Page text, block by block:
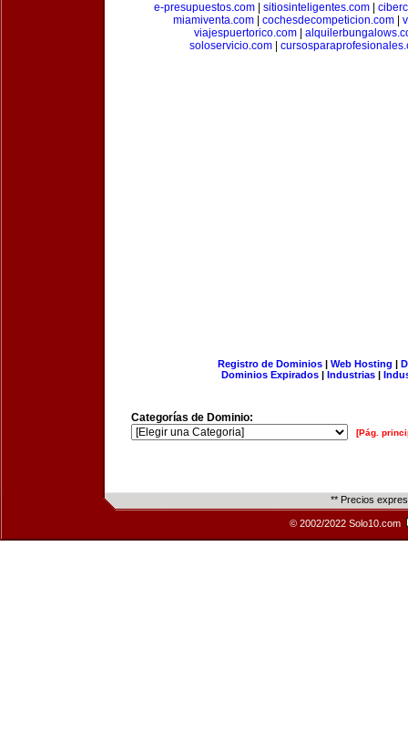
e-presupuestos.com
sitiosinteligentes.com
miamiventa.com
cochesdecompeticion.com
viajespuertorico.com|
soloservicio.com|
Registro de Dominios| Web Hosting |
Dominios Expirados | Industrias |
Categorías de Dominio:
[Pág.
** Precios
© 2002/2022 Solo10.com